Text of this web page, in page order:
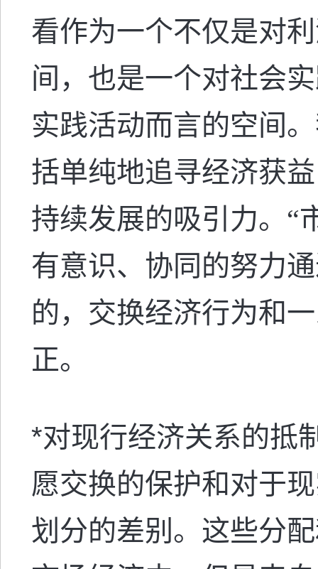
看作为一个不仅是对
间，也是一个对社会
实践活动而言的空间
括单纯地追寻经济获
持续发展的吸引力。“
有意识、协同的努力
的，交换经济行为和
正。
*对现行经济关系的抵
愿交换的保护和对于
划分的差别。这些分